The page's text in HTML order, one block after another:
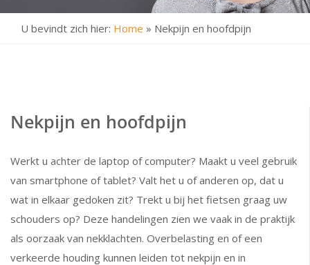
U bevindt zich hier: Home » Nekpijn en hoofdpijn
Nekpijn en hoofdpijn
Werkt u achter de laptop of computer? Maakt u veel gebruik
van smartphone of tablet? Valt het u of anderen op, dat u
wat in elkaar gedoken zit? Trekt u bij het fietsen graag uw
schouders op? Deze handelingen zien we vaak in de praktijk
als oorzaak van nekklachten. Overbelasting en of een
verkeerde houding kunnen leiden tot nekpijn en in